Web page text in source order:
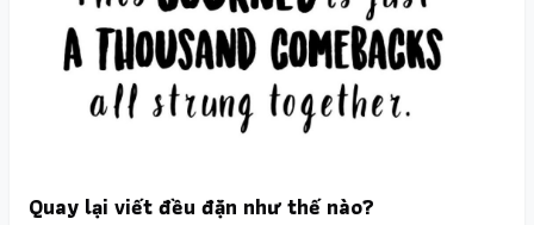
Quay lại viết đều đặn như thế nào?